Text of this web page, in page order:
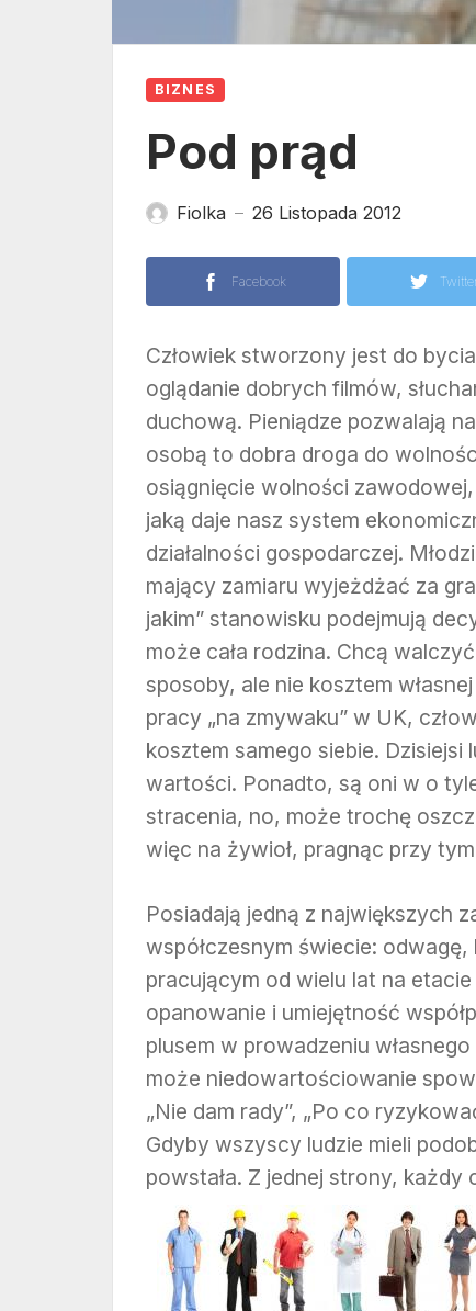
BIZNES
Pod prąd
Fiolka — 26 Listopada 2012
Facebook
Człowiek stworzony jest do
oglądanie dobrych filmów,
duchową. Pieniądze pozwalają
osobą to dobra droga do
osiągnięcie wolności
jaką daje nasz system
działalności gospodarczej.
mający zamiaru wyjeżdżać za
jakim” stanowisku podejmują
może cała rodzina. Chcą
sposoby, ale nie kosztem
pracy „na zmywaku” w UK,
kosztem samego siebie. Dzisiejsi
wartości. Ponadto, są oni w o
stracenia, no, może trochę
więc na żywioł, pragnąc przy
Posiadają jedną z największych
współczesnym świecie:
pracującym od wielu lat na
opanowanie i umiejętność
plusem w prowadzeniu
może niedowartościowanie
„Nie dam rady”, „Po co
Gdyby wszyscy ludzie mieli
powstała. Z jednej strony, każdy